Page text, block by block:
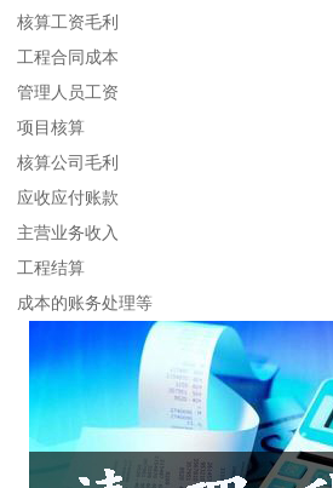
核算工资毛利
工程合同成本
管理人员工资
项目核算
核算公司毛利
应收应付账款
主营业务收入
工程结算
成本的账务处理等